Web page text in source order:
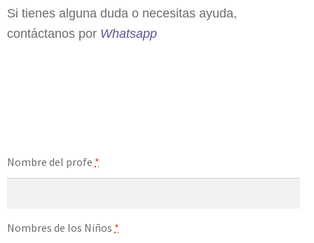
Si tienes alguna duda o necesitas ayuda,
contáctanos por Whatsapp
Nombre del profe *
Nombres de los Niños *